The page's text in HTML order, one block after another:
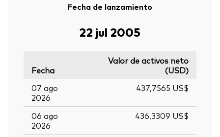
Fecha de lanzamiento
22 jul 2005
Fecha
Valor de activos neto
(USD)
07 ago
2026
437,7565 US$
06 ago
2026
436,3309 US$